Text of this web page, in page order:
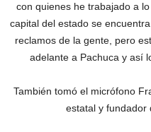
con quienes he trabajado a
capital del estado se
reclamos de la gente, pero
adelante a Pachuca y así
También tomó el micrófono
estatal y fundador